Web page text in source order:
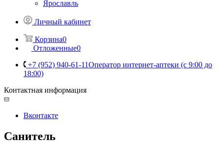
Ярославль
Личный кабинет
Корзина0
Отложенные0
+7 (952) 940-61-11Оператор интернет-аптеки (с 9:00 до
18:00)
Контактная информация
Вконтакте
Санитель